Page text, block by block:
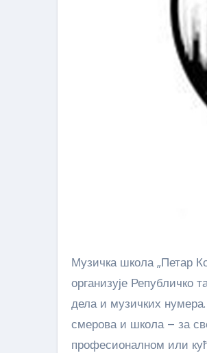
Музичка школа „Петар Коњовић“, Сомбор у сарадњи са Удружењем „Арт мрежа“, Нови Сад сваке године
организује
дела и музичких
смерова и школа – за
професионалном или